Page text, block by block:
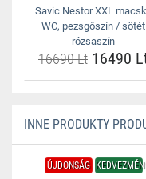
Savic Nestor XXL
WC, pezsgőszín / sötét
rózsaszín
16690 Lt 16490
INNE PRODUKTY
ÚJDONSÁG